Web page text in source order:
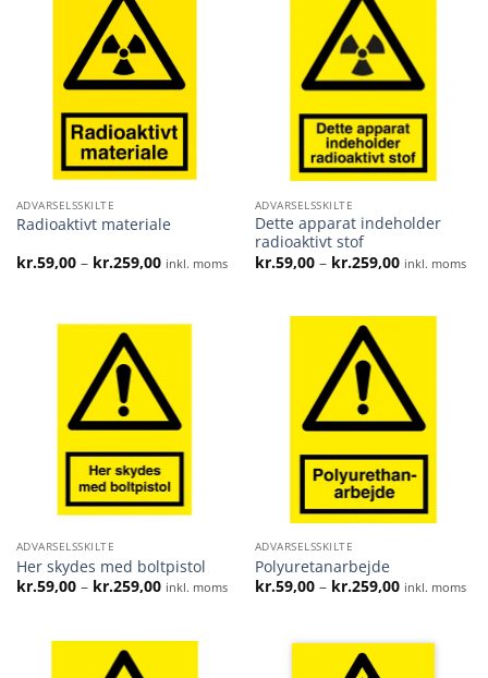
ADVARSELSSKILTE
Radioaktivt materiale
kr.59,00 – kr.259,00Prisinterval:
kr.59,00
inkl. moms
ADVARSELSSKILTE
Dette apparat indeholder
radioaktivt stof
kr.59,00 – kr.259,00Prisinterval:
kr.59,00
inkl. moms
ADVARSELSSKILTE
Her skydes med boltpistol
kr.59,00 – kr.259,00Prisinterval:
kr.59,00
inkl. moms
ADVARSELSSKILTE
Polyuretanarbejde
kr.59,00 – kr.259,00Prisinterval:
kr.59,00
inkl. moms